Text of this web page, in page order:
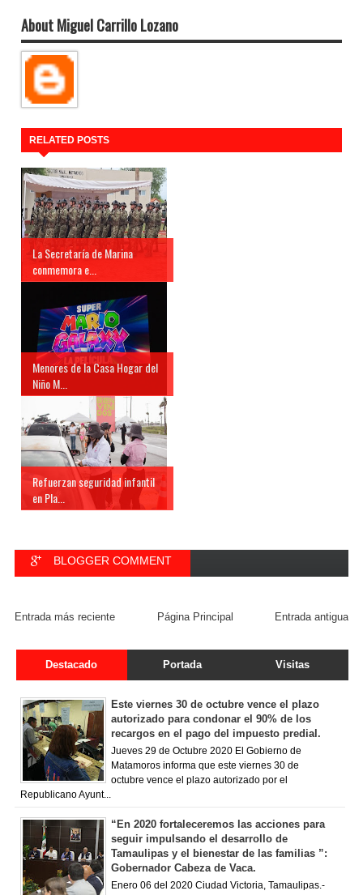
About Miguel Carrillo Lozano
RELATED POSTS
La Secretaría de Marina
conmemora e...
Menores de la Casa Hogar del
Niño M...
Refuerzan seguridad infantil
en Pla...
BLOGGER COMMENT
Entrada más reciente Entrada antigua
Página Principal
Destacado Portada Visitas
Este viernes 30 de octubre vence el plazo
autorizado para condonar el 90% de los
recargos en el pago del impuesto predial.
Jueves 29 de Octubre 2020 El Gobierno de
Matamoros informa que este viernes 30 de
octubre vence el plazo autorizado por el
Republicano Ayunt...
“En 2020 fortaleceremos las acciones para
seguir impulsando el desarrollo de
Tamaulipas y el bienestar de las familias ”:
Gobernador Cabeza de Vaca.
Enero 06 del 2020 Ciudad Victoria, Tamaulipas.-